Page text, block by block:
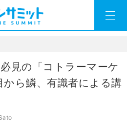
見の「コトラーマーケ
ら鱗、有識者による講